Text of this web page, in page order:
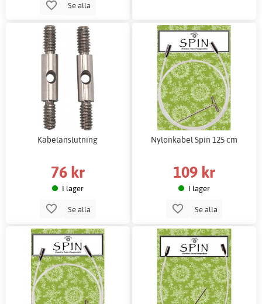
Se alla
Kabelanslutning
76 kr
I lager
Se alla
Nylonkabel Spin 125 cm
109 kr
I lager
Se alla